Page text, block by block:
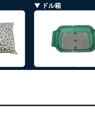
▼ ドル箱